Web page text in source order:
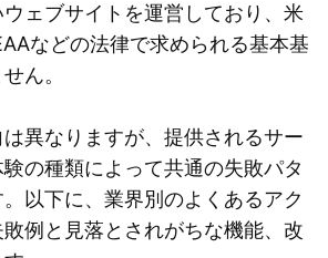
ェブサイトを運営しており、米
などの法律で求められる基本基
ん。
異なりますが、提供されるサー
の種類によって共通の失敗パタ
以下に、業界別のよくあるアク
例と見落とされがちな機能、改